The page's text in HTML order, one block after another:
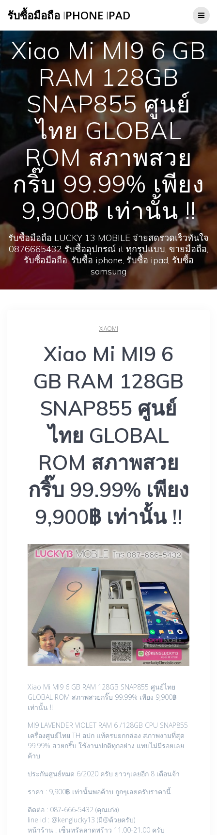
to
รับซื้อมือถือ IPHONE IPAD
Xiao Mi MI9 6 GB
RAM 128GB
SNAP855 ศูนย์
ไทย GLOBAL
ROM สภาพสวย
กริ๊บ 99.99% เพียง
9,900฿ เท่านั้น !!
รับซื้อมือถือ LUCKY 13 MOBILE จ่ายสดรวดเร็วทันใจ
0876665432 รับซื้ออุปกรณ์ it ทุกรูปแบบ, ขายมือถือ,
รับซื้อมือถือ, รับซื้อ iphone, รับซื้อ ipad, รับซื้อ
samsung
XIAOMI
Xiao Mi MI9 6
GB RAM 128GB
SNAP855 ศูนย์
ไทย GLOBAL
ROM สภาพสวย
กริ๊บ 99.99% เพียง
9,900฿ เท่านั้น !!
Xiao Mi MI9 6 GB RAM 128GB SNAP855 ศูนย์ไทย
GLOBAL ROM สภาพสวยกริ๊บ 99.99% เพียง 9,900฿
เท่านั้น !!
MI9 LAVENDER VIOLET RAM 6 /128GB CPU SNAP855
เครื่องศูนย์ไทย TH อปก แท้ครบยกกล่อง สภาพงามที่สุด
99.99% สวยกริ๊บ ใช้งานปกติทุกอย่าง แทบไม่มีรอยเลย
ค้าบ
ประกันศูนย์หมด 6/2020 ครับ ยาวๆเลยอีก 8 เดือนจ้า
ราคา : 9,900฿ เท่านั้นพอค้าบ ถูกๆเลยครับราคานี้
ติดต่อ : 087-666-5432 (คุณเก่ง)
line id : @kenglucky13 (มี@ด้วยครับ)
หน้าร้าน : เซ็นทรัลลาดพร้าว 11.00-21.00 ครับ